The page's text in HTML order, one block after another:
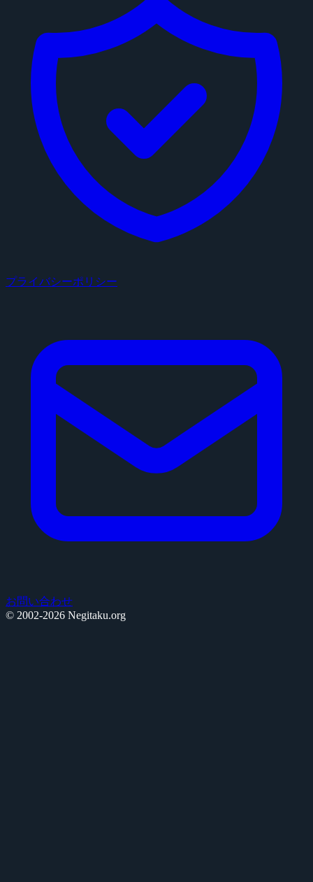
プライバシーポリシー
お問い合わせ
© 2002-2026 Negitaku.org